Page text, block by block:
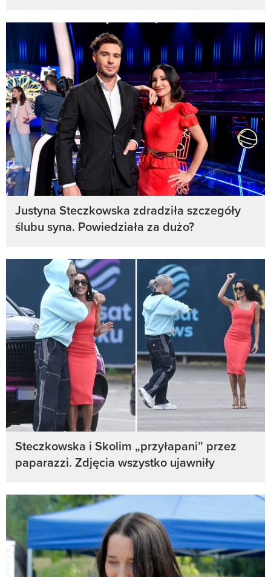
Justyna Steczkowska zdradziła szczegóły
ślubu syna. Powiedziała za dużo?
Steczkowska i Skolim „przyłapani” przez
paparazzi. Zdjęcia wszystko ujawniły